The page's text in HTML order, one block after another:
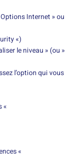
Internet » ou
«)
le niveau » (ou »
l’option qui vous
«
«